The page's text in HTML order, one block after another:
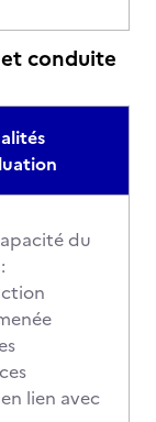
conduite
du
lien avec